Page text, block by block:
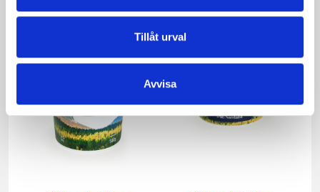
Tillåt urval
Avvisa